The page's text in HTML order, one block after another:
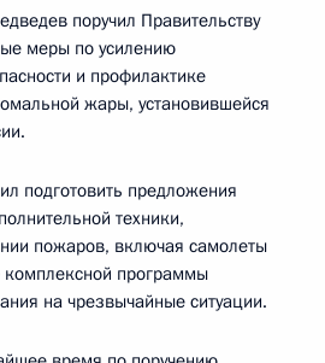
поручил Правительству
меры по усилению
и профилактике
жары, установившейся
подготовить предложения
техники,
пожаров, включая самолеты
комплексной программы
на чрезвычайные ситуации.